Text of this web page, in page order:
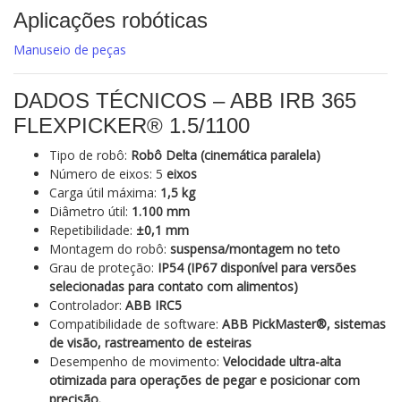
Aplicações robóticas
Manuseio de peças
DADOS TÉCNICOS – ABB IRB 365
FLEXPICKER® 1.5/1100
Tipo de robô: Robô Delta (cinemática paralela)
Número de eixos: 5 eixos
Carga útil máxima: 1,5 kg
Diâmetro útil: 1.100 mm
Repetibilidade: ±0,1 mm
Montagem do robô: suspensa/montagem no teto
Grau de proteção: IP54 (IP67 disponível para versões
selecionadas para contato com alimentos)
Controlador: ABB IRC5
Compatibilidade de software: ABB PickMaster®, sistemas
de visão, rastreamento de esteiras
Desempenho de movimento: Velocidade ultra-alta
otimizada para operações de pegar e posicionar com